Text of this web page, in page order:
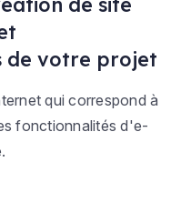
de votre projet
qui correspond à
fonctionnalités d'e-